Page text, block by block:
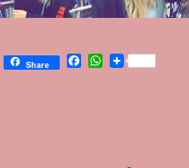
Share Facebook
WhatsApp